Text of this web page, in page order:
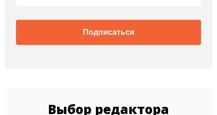
Подписаться
Выбор редактора